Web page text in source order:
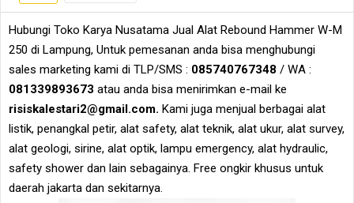
Hubungi Toko Karya Nusatama Jual Alat Rebound Hammer W-M
250 di Lampung, Untuk pemesanan anda bisa menghubungi
sales marketing kami di TLP/SMS : 085740767348 / WA :
081339893673 atau anda bisa menirimkan e-mail ke
risiskalestari2@gmail.com. Kami juga menjual berbagai alat
listik, penangkal petir, alat safety, alat teknik, alat ukur, alat survey,
alat geologi, sirine, alat optik, lampu emergency, alat hydraulic,
safety shower dan lain sebagainya. Free ongkir khusus untuk
daerah jakarta dan sekitarnya.